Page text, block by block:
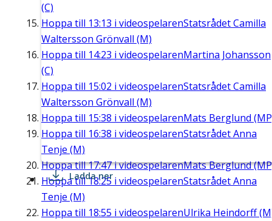
(C)
Hoppa till 13:13 i videospelarenStatsrådet Camilla
Waltersson Grönvall (M)
Hoppa till 14:23 i videospelarenMartina Johansson
(C)
Hoppa till 15:02 i videospelarenStatsrådet Camilla
Waltersson Grönvall (M)
Hoppa till 15:38 i videospelarenMats Berglund
Hoppa till 16:38 i videospelarenStatsrådet Anna
Tenje (M)
Hoppa till17:47i videospelarenMats Berglund
Hoppa till18:25 i videospelarenStatsrådet Anna
Tenje (M)
Hoppa till 18:55 i videospelarenUlrika Heindorff
Ladda ner